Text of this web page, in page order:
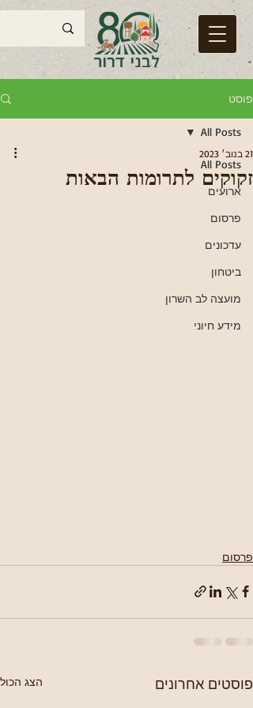
פוסט
All Posts
ארועים
פרסום
עדכונים
ביטחון
מועצה לב השרון
מידע חיוני
All Posts
זקוקים לתרומות הבאות
21 בנוב׳ 2023
פרסום
פוסטים אחרונים הצג הכול